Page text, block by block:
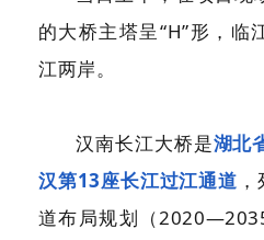
的大桥主塔呈“H”形，临
江两岸。
汉南长江大桥是湖北
汉第13座长江过江通道
道布局规划（